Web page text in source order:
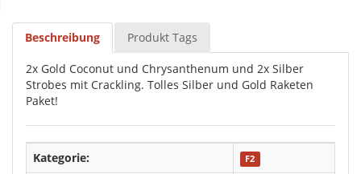
Beschreibung Produkt Tags
2x Gold Coconut und Chrysanthenum und 2x Silber
Strobes mit Crackling. Tolles Silber und Gold Raketen
Paket!
Kategorie: F2